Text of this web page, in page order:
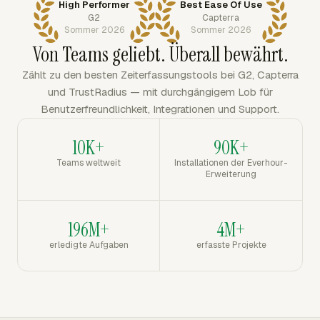
High Performer
G2
Sommer 2026
Best Ease Of Use
Capterra
Sommer 2026
Von Teams geliebt. Überall bewährt.
Zählt zu den besten Zeiterfassungstools bei G2, Capterra
und TrustRadius — mit durchgängigem Lob für
Benutzerfreundlichkeit, Integrationen und Support.
10K+
Teams weltweit
90K+
Installationen der Everhour-
Erweiterung
196M+
erledigte Aufgaben
4M+
erfasste Projekte